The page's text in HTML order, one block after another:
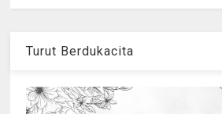
Turut Berdukacita